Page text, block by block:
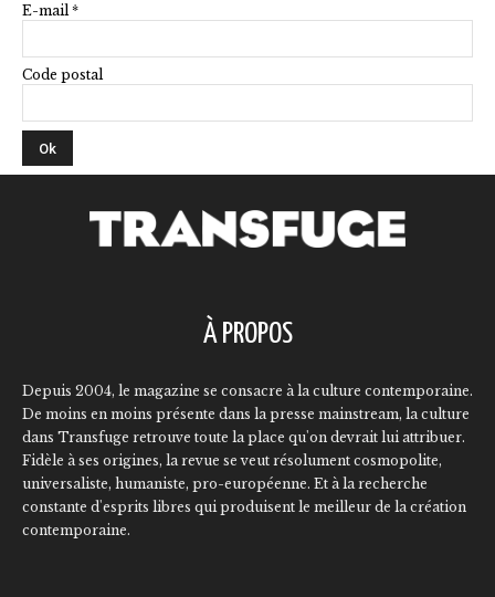
E-mail *
Code postal
À PROPOS
Depuis 2004, le magazine se consacre à la culture contemporaine.
De moins en moins présente dans la presse mainstream, la culture
dans Transfuge retrouve toute la place qu'on devrait lui attribuer.
Fidèle à ses origines, la revue se veut résolument cosmopolite,
universaliste, humaniste, pro-européenne. Et à la recherche
constante d'esprits libres qui produisent le meilleur de la création
contemporaine.